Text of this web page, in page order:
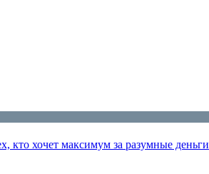
кто хочет максимум за разумные деньги